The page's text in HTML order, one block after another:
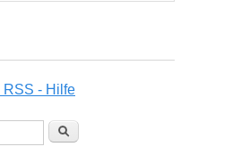
Suche